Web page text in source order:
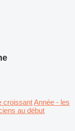
croissantAnnée - les
au début